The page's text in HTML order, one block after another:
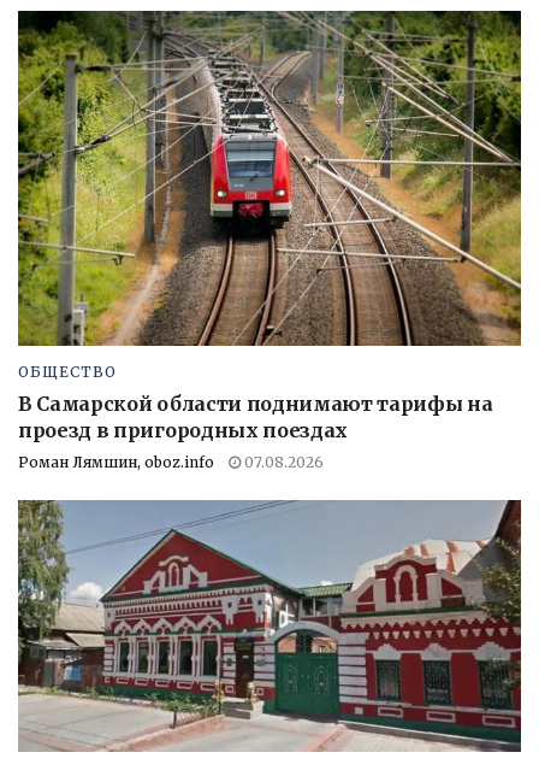
ОБЩЕСТВО
В Самарской области поднимают тарифы на
проезд в пригородных поездах
Роман Лямшин, oboz.info 07.08.2026